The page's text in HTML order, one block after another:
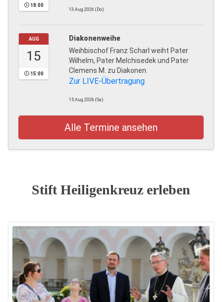
18:00
13.Aug.2026 (Do)
AUG
15
15:00
Diakonenweihe
Weihbischof Franz Scharl weiht Pater
Wilhelm, Pater Melchisedek und Pater
Clemens M. zu Diakonen.
Zur LIVE-Übertragung
15.Aug.2026 (Sa)
Alle Termine ansehen
Stift Heiligenkreuz erleben